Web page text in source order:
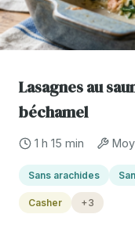
Lasagnes au
béchamel
1 h 15 min
Sans arachides
Casher +3